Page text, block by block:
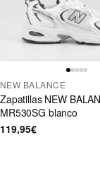
NEW BALANCE
Zapatillas NEW
MR530SG blanco
119,95€